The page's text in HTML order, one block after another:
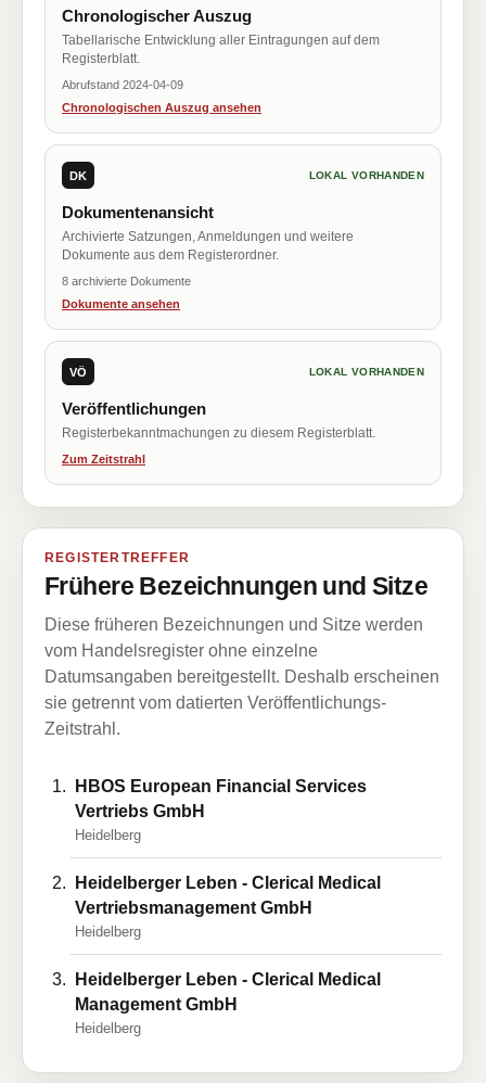
Chronologischer Auszug
Tabellarische Entwicklung aller Eintragungen auf dem
Registerblatt.
Abrufstand 2024-04-09
Chronologischen Auszug ansehen
DK LOKAL VORHANDEN
Dokumentenansicht
Archivierte Satzungen, Anmeldungen und weitere
Dokumente aus dem Registerordner.
8 archivierte Dokumente
Dokumente ansehen
VÖ LOKAL VORHANDEN
Veröffentlichungen
Registerbekanntmachungen zu diesem Registerblatt.
Zum Zeitstrahl
REGISTERTREFFER
Frühere Bezeichnungen und Sitze
Diese früheren Bezeichnungen und Sitze werden
vom Handelsregister ohne einzelne
Datumsangaben bereitgestellt. Deshalb erscheinen
sie getrennt vom datierten Veröffentlichungs-
Zeitstrahl.
HBOS European Financial Services
Vertriebs GmbH
Heidelberg
Heidelberger Leben - Clerical Medical
Vertriebsmanagement GmbH
Heidelberg
Heidelberger Leben - Clerical Medical
Management GmbH
Heidelberg